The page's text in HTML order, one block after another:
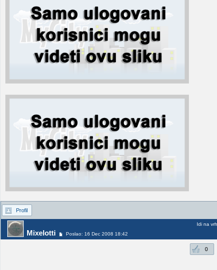
Profil
Mixelotti Poslao: 16 Dec 2008 18:42
Idi na vrh
0